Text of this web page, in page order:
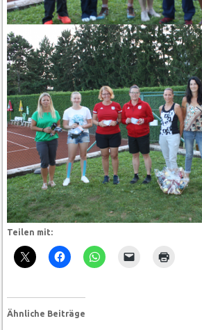
Teilen mit:
Ähnliche Beiträge